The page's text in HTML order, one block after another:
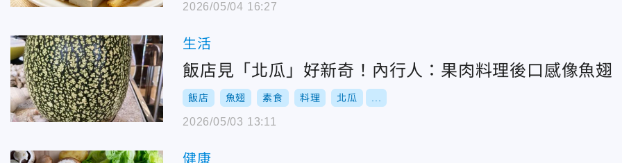
2026/05/04 16:27
生活
飯店見「北瓜」好新奇！內行人：果肉料理後口感像魚翅
飯店 魚翅 素食 料理 北瓜
2026/05/03 13:11
健康